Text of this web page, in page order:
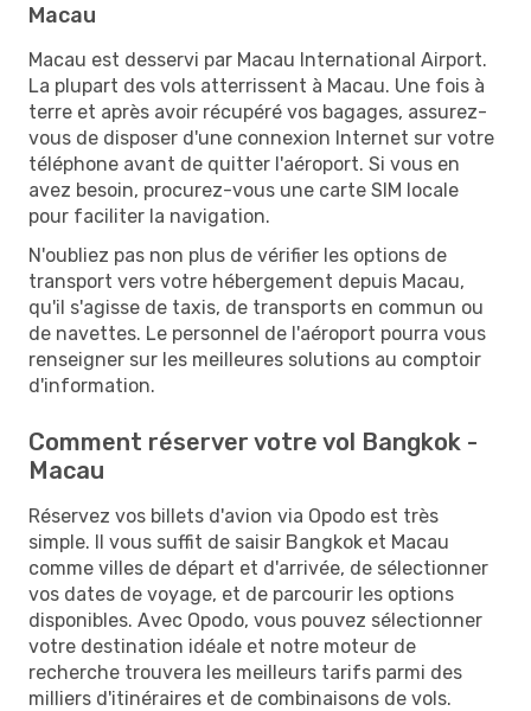
Macau
Macau est desservi par Macau International Airport.
La plupart des vols atterrissent à Macau. Une fois à
terre et après avoir récupéré vos bagages, assurez-
vous de disposer d'une connexion Internet sur votre
téléphone avant de quitter l'aéroport. Si vous en
avez besoin, procurez-vous une carte SIM locale
pour faciliter la navigation.
N'oubliez pas non plus de vérifier les options de
transport vers votre hébergement depuis Macau,
qu'il s'agisse de taxis, de transports en commun ou
de navettes. Le personnel de l'aéroport pourra vous
renseigner sur les meilleures solutions au comptoir
d'information.
Comment réserver votre vol Bangkok -
Macau
Réservez vos billets d'avion via Opodo est très
simple. Il vous suffit de saisir Bangkok et Macau
comme villes de départ et d'arrivée, de sélectionner
vos dates de voyage, et de parcourir les options
disponibles. Avec Opodo, vous pouvez sélectionner
votre destination idéale et notre moteur de
recherche trouvera les meilleurs tarifs parmi des
milliers d'itinéraires et de combinaisons de vols.